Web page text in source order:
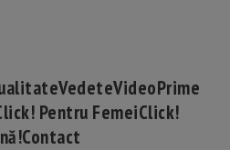
VedeteVideoPrime
Pentru FemeiClick!
Contact